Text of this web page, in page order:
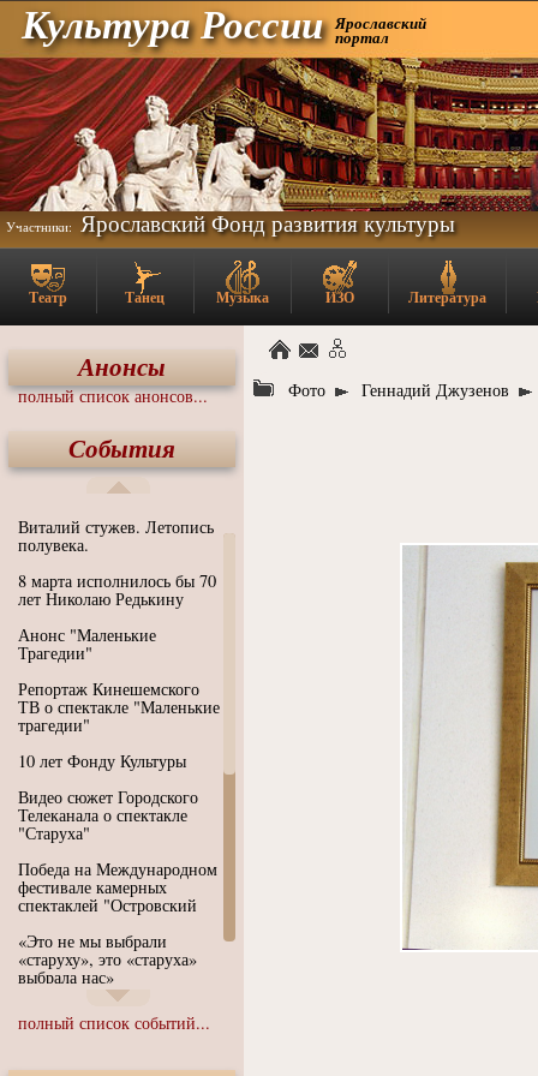
Культура России Ярославский
портал
Участники: Ярославский Фонд развития культуры
Театр Танец Музыка ИЗО Литература
Анонсы
полный список анонсов...
События
Виталий стужев. Летопись
полувека.
8 марта исполнилось бы 70
лет Николаю Редькину
Анонс "Маленькие
Трагедии"
Репортаж Кинешемского
ТВ о спектакле "Маленькие
трагедии"
10 лет Фонду Культуры
Видео сюжет Городского
Телеканала о спектакле
"Старуха"
Победа на Международном
фестивале камерных
спектаклей "Островский
«Это не мы выбрали
«старуху», это «старуха»
выбрала нас»
Иммерсивный спектакль
"Язык чистого полета
полный список событий...
Фото Геннадий Джузенов